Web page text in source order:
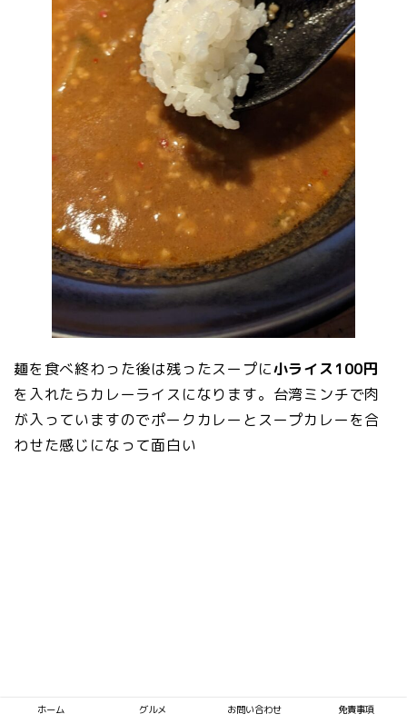
麺を食べ終わった後は残ったスープに小ライス100円
を入れたらカレーライスになります。台湾ミンチで肉
が入っていますのでポークカレーとスープカレーを合
わせた感じになって面白い
ホーム グルメ お問い合わせ 免責事項